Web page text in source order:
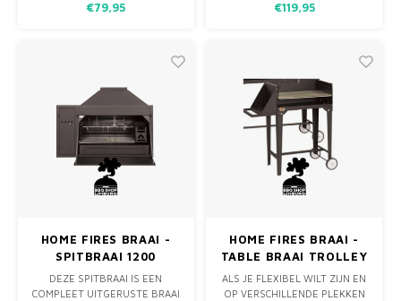
GEMAAKT VAN STAAL. MET EEN
JE EEN PLEK WAAR JE WARM
JE KUNT OOK KOLEN
GEBRUIKEN Z
€79,95
KOOKPLAATS MET
EENVOUDIG EN SNEL NAAST
GROND WORDEN VERANKERD.
€119,95
HOME FIRES BRAAI -
SPITBRAAI 1200
DEZE SPITBRAAI IS EEN
COMPLEET UITGERUSTE BRAAI
HOME FIRES BRAAI -
TABLE BRAAI TROLLEY
700
ALS JE FLEXIBEL WILT ZIJN EN
OP VERSCHILLENDE PLEKKEN